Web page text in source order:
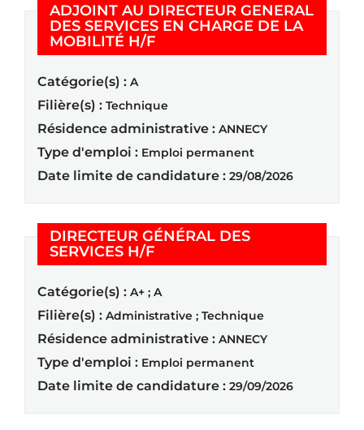
ADJOINT AU DIRECTEUR GENERAL
DES SERVICES EN CHARGE DE LA
MOBILITÉ H/F(Nouvelle fenêtre)
Catégorie(s) : A
Filière(s) : Technique
Résidence administrative : ANNECY
Type d'emploi : Emploi permanent
Date limite de candidature : 29/08/2026
DIRECTEUR GÉNÉRAL DES
SERVICES H/F(Nouvelle fenêtre)
Catégorie(s) : A+ ; A
Filière(s) : Administrative ; Technique
Résidence administrative : ANNECY
Type d'emploi : Emploi permanent
Date limite de candidature : 29/09/2026